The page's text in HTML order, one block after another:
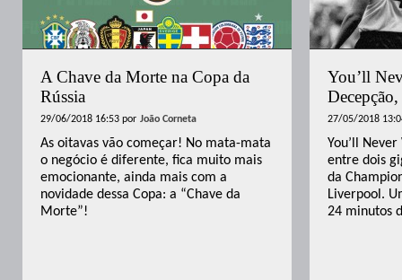
A Chave da Morte na Copa da
Rússia
29/06/2018 16:53 por João Corneta
As oitavas vão começar! No mata-mata
o negócio é diferente, fica muito mais
emocionante, ainda mais com a
novidade dessa Copa: a “Chave da
Morte”!
You’ll
27/05/2018
You’ll
entre dois
da
Liverpool.
24 minutos